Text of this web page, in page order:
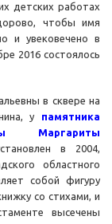
детских работах
чтобы имя
и увековечено в
2016 состоялось
в сквере на
у памятника
Маргариты
в 2004,
областного
собой фигуру
со стихами, и
высечены